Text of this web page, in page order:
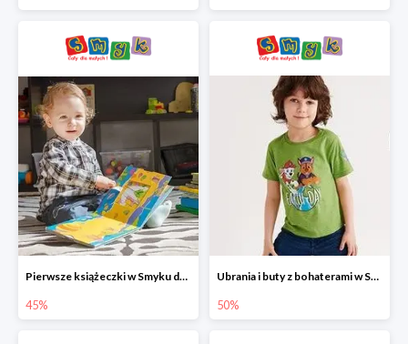
Pierwsze książeczki w Smyku do -45%
45%
Ubrania i buty z bohaterami w Smyku do -50%
50%